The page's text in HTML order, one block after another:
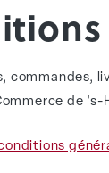
commandes,
de